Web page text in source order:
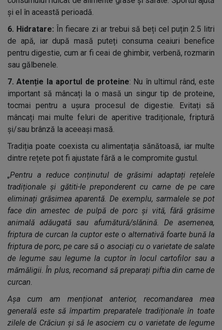
și el în această perioadă.
6. Hidratare: În fiecare zi ar trebui să beți cel puțin 2.5 litri
de apă, iar după masă puteți consuma ceaiuri benefice
pentru digestie, cum ar fi ceai de ghimbir, verbenă, rozmarin
sau gălbenele.
7. Atenție la aportul de proteine: Nu în ultimul rând, este
important să mâncați la o masă un singur tip de proteine,
tocmai pentru a ușura procesul de digestie. Evitați să
mâncați mai multe feluri de aperitive tradiționale, friptură
și/sau brânză la aceeași masă.
Tradiția poate coexista cu alimentația sănătoasă, iar multe
dintre rețete pot fi ajustate fără a le compromite gustul.
„Pentru a reduce conținutul de grăsimi adaptați rețelele
tradiționale și gătiti-le preponderent cu carne de pe care
eliminați grăsimea aparentă. De exemplu, sarmalele se pot
face din amestec de pulpă de porc și vită, fără grăsime
animală adăugată sau afumătură/slănină. De asemenea,
friptura de curcan la cuptor este o alternativă foarte bună la
friptura de porc, pe care să o asociați cu o varietate de salate
de legume sau legume la cuptor în locul cartofilor sau a
mămăligii. În plus, recomand să preparați piftia din carne de
curcan.
Așa cum am menționat anterior, recomandarea mea
generală este să împartim preparatele tradiționale în toate
zilele de Crăciun și să le asociem cu o varietate de legume